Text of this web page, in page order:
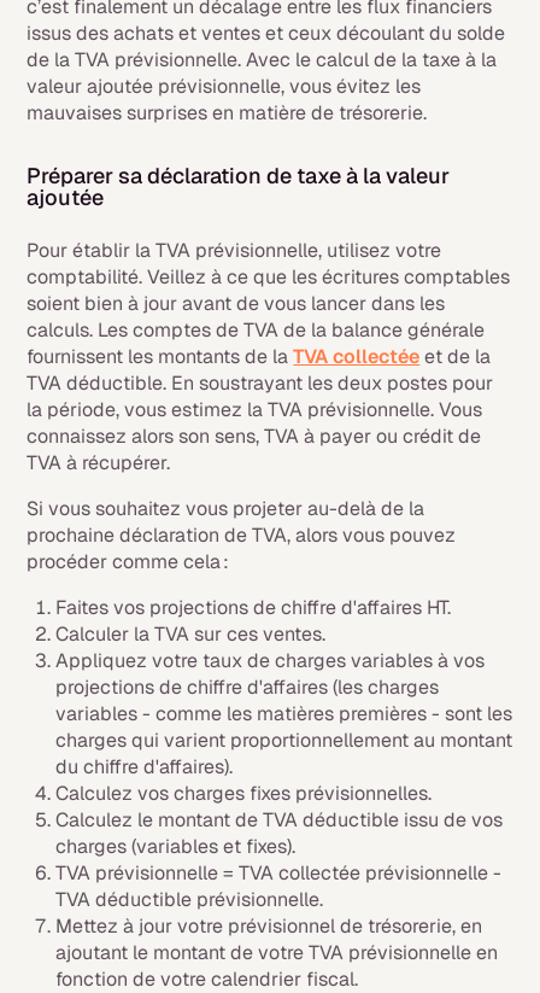
c’est finalement un décalage entre les flux financiers
issus des achats et ventes et ceux découlant du solde
de la TVA prévisionnelle. Avec le calcul de la taxe à la
valeur ajoutée prévisionnelle, vous évitez les
mauvaises surprises en matière de trésorerie.
Préparer sa déclaration de taxe à la valeur
ajoutée
Pour établir la TVA prévisionnelle, utilisez votre
comptabilité. Veillez à ce que les écritures comptables
soient bien à jour avant de vous lancer dans les
calculs. Les comptes de TVA de la balance générale
fournissent les montants de laTVA collectéeet de la
TVA déductible. En soustrayant les deux postes pour
la période, vous estimez la TVA prévisionnelle. Vous
connaissez alors son sens, TVA à payer ou crédit de
TVA à récupérer.
Si vous souhaitez vous projeter au-delà de la
prochaine déclaration de TVA, alors vous pouvez
procéder comme cela :
Faites vos projections de chiffre d'affaires HT.
Calculer la TVA sur ces ventes.
Appliquez votre taux de charges variables à vos
projections de chiffre d'affaires (les charges
variables - comme les matières premières - sont les
charges qui varient proportionnellement au montant
du chiffre d'affaires).
Calculez vos charges fixes prévisionnelles.
Calculez le montant de TVA déductible issu de vos
charges (variables et fixes).
TVA prévisionnelle = TVA collectée prévisionnelle -
TVA déductible prévisionnelle.
Mettez à jour votre prévisionnel de trésorerie, en
ajoutant le montant de votre TVA prévisionnelle en
fonction de votre calendrier fiscal.